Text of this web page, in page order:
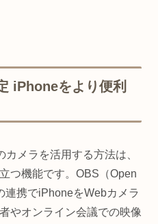
iPhoneをより便利
メラを活用する方法は、
つ機能です。OBS（Open
連携でiPhoneをWebカメラ
やオンライン会議での映像